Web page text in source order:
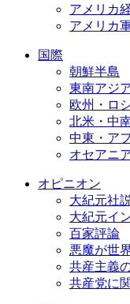
アメリカ
アメリカ
国際
朝鮮半島
東南アジ
欧州・ロ
北米・中
中東・ア
オセアニ
オピニオン
大紀元社説
大紀元イ
百家評論
悪魔が世
共産主義
共産党に